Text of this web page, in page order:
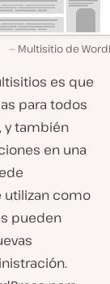
Multisitio de
es que
para todos
y también
en una
utilizan como
pueden